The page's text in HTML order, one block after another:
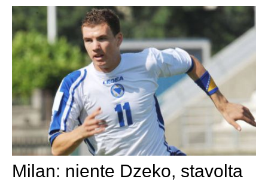
Milan: niente Dzeko, stavolta